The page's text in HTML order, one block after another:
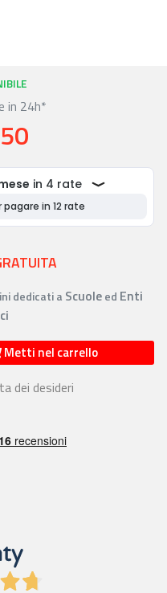
in 24h*
dedicati a Scuoleed Enti
Metti nel carrello
dei desideri